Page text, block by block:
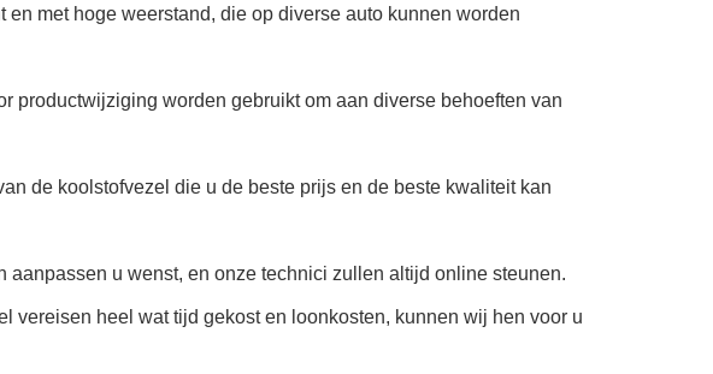
met hoge weerstand, die op diverse auto kunnen worden
productwijziging worden gebruikt om aan diverse behoeften van
de koolstofvezel die u de beste prijs en de beste kwaliteit kan
u wenst, en onze technici zullen altijd online steunen.
vereisen heel wat tijd gekost en loonkosten, kunnen wij hen voor u